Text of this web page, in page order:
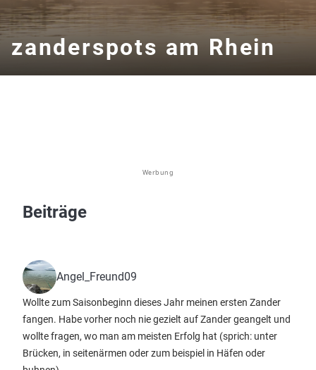
zanderspots am Rhein
Werbung
Beiträge
Angel_Freund09
Wollte zum Saisonbeginn dieses Jahr meinen ersten Zander
fangen. Habe vorher noch nie gezielt auf Zander geangelt und
wollte fragen, wo man am meisten Erfolg hat (sprich: unter
Brücken, in seitenärmen oder zum beispiel in Häfen oder